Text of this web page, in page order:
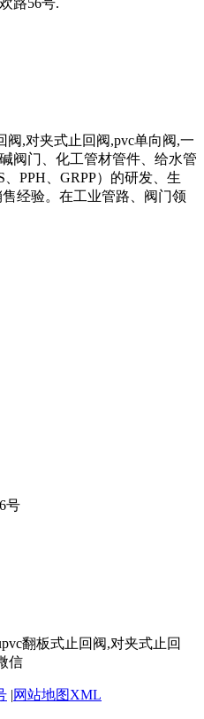
阀,对夹式止回阀,pvc单向阀,一
阀门、化工管材管件、给水管
PPH、GRPP）的研发、生
经验。在工业管路、阀门领
号
|网站地图XML